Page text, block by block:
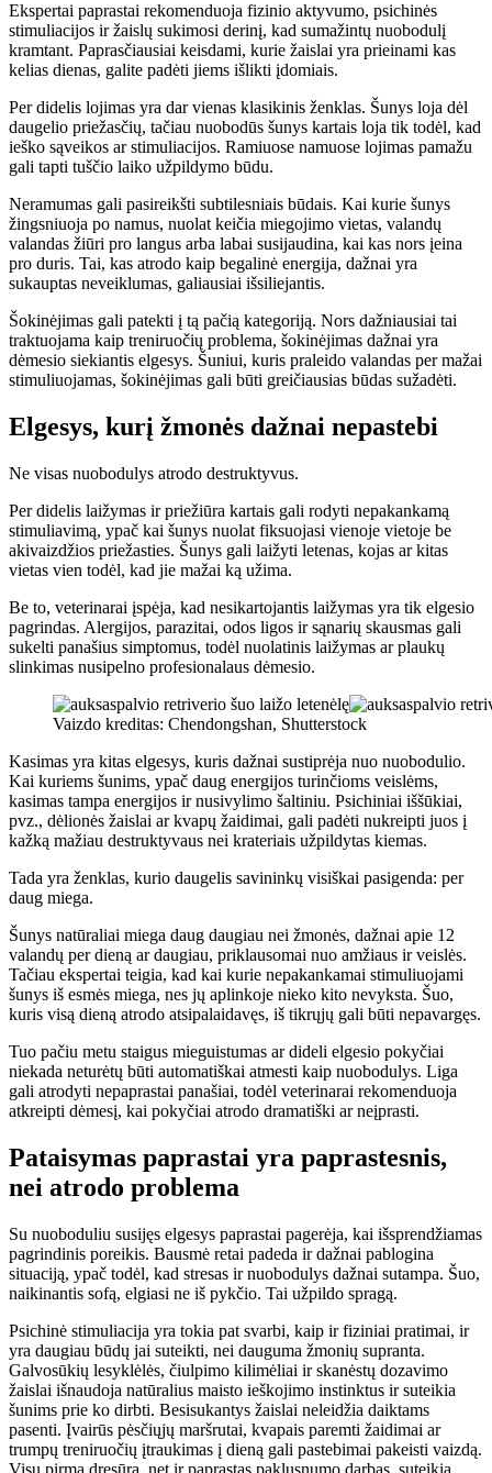
Ekspertai paprastai rekomenduoja fizinio aktyvumo, psichinės
stimuliacijos ir žaislų sukimosi derinį, kad sumažintų nuobodulį
kramtant. Paprasčiausiai keisdami, kurie žaislai yra prieinami kas
kelias dienas, galite padėti jiems išlikti įdomiais.
Per didelis lojimas yra dar vienas klasikinis ženklas. Šunys loja dėl
daugelio priežasčių, tačiau nuobodūs šunys kartais loja tik todėl, kad
ieško sąveikos ar stimuliacijos. Ramiuose namuose lojimas pamažu
gali tapti tuščio laiko užpildymo būdu.
Neramumas gali pasireikšti subtilesniais būdais. Kai kurie šunys
žingsniuoja po namus, nuolat keičia miegojimo vietas, valandų
valandas žiūri pro langus arba labai susijaudina, kai kas nors įeina
pro duris. Tai, kas atrodo kaip begalinė energija, dažnai yra
sukauptas neveiklumas, galiausiai išsiliejantis.
Šokinėjimas gali patekti į tą pačią kategoriją. Nors dažniausiai tai
traktuojama kaip treniruočių problema, šokinėjimas dažnai yra
dėmesio siekiantis elgesys. Šuniui, kuris praleido valandas per mažai
stimuliuojamas, šokinėjimas gali būti greičiausias būdas sužadėti.
Elgesys, kurį žmonės dažnai nepastebi
Ne visas nuobodulys atrodo destruktyvus.
Per didelis laižymas ir priežiūra kartais gali rodyti nepakankamą
stimuliavimą, ypač kai šunys nuolat fiksuojasi vienoje vietoje be
akivaizdžios priežasties. Šunys gali laižyti letenas, kojas ar kitas
vietas vien todėl, kad jie mažai ką užima.
Be to, veterinarai įspėja, kad nesikartojantis laižymas yra tik elgesio
pagrindas. Alergijos, parazitai, odos ligos ir sąnarių skausmas gali
sukelti panašius simptomus, todėl nuolatinis laižymas ar plaukų
slinkimas nusipelno profesionalaus dėmesio.
Vaizdo kreditas: Chendongshan, Shutterstock
Kasimas yra kitas elgesys, kuris dažnai sustiprėja nuo nuobodulio.
Kai kuriems šunims, ypač daug energijos turinčioms veislėms,
kasimas tampa energijos ir nusivylimo šaltiniu. Psichiniai iššūkiai,
pvz., dėlionės žaislai ar kvapų žaidimai, gali padėti nukreipti juos į
kažką mažiau destruktyvaus nei krateriais užpildytas kiemas.
Tada yra ženklas, kurio daugelis savininkų visiškai pasigenda: per
daug miega.
Šunys natūraliai miega daug daugiau nei žmonės, dažnai apie 12
valandų per dieną ar daugiau, priklausomai nuo amžiaus ir veislės.
Tačiau ekspertai teigia, kad kai kurie nepakankamai stimuliuojami
šunys iš esmės miega, nes jų aplinkoje nieko kito nevyksta. Šuo,
kuris visą dieną atrodo atsipalaidavęs, iš tikrųjų gali būti nepavargęs.
Tuo pačiu metu staigus mieguistumas ar dideli elgesio pokyčiai
niekada neturėtų būti automatiškai atmesti kaip nuobodulys. Liga
gali atrodyti nepaprastai panašiai, todėl veterinarai rekomenduoja
atkreipti dėmesį, kai pokyčiai atrodo dramatiški ar neįprasti.
Pataisymas paprastai yra paprastesnis,
nei atrodo problema
Su nuoboduliu susijęs elgesys paprastai pagerėja, kai išsprendžiamas
pagrindinis poreikis. Bausmė retai padeda ir dažnai pablogina
situaciją, ypač todėl, kad stresas ir nuobodulys dažnai sutampa. Šuo,
naikinantis sofą, elgiasi ne iš pykčio. Tai užpildo spragą.
Psichinė stimuliacija yra tokia pat svarbi, kaip ir fiziniai pratimai, ir
yra daugiau būdų jai suteikti, nei dauguma žmonių supranta.
Galvosūkių lesyklėlės, čiulpimo kilimėliai ir skanėstų dozavimo
žaislai išnaudoja natūralius maisto ieškojimo instinktus ir suteikia
šunims prie ko dirbti. Besisukantys žaislai neleidžia daiktams
pasenti. Įvairūs pėsčiųjų maršrutai, kvapais paremti žaidimai ar
trumpų treniruočių įtraukimas į dieną gali pastebimai pakeisti vaizdą.
Visų pirma dresūra, net ir paprastas paklusnumo darbas, suteikia